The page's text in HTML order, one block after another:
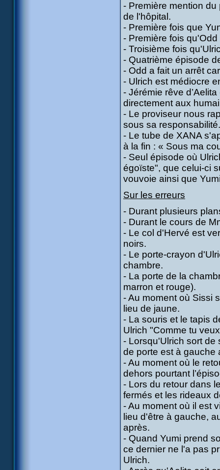
- Première mention
de l'hôpital.
- Première fois que
- Première fois
- Troisième fois
- Quatrième épisode
- Odd a fait un arrêt
- Ulrich est médiocre
- Jérémie rêve
directement aux
- Le proviseur nous
sous sa responsabilité.
- Le tube de XANA
à la fin : « Sous ma
- Seul épisode où
égoïste", que celui-ci
vouvoie ainsi que
Sur les erreurs
- Durant plusieurs
- Durant le cours de
- Le col d'Hervé est
noirs.
- Le porte-crayon
chambre.
- La porte de la
marron et rouge).
- Au moment où Sissi
lieu de jaune.
- La souris et le tapis
Ulrich "Comme tu
- Lorsqu'Ulrich sort de
de porte est à gauche
- Au moment où le
dehors pourtant
- Lors du retour dans
fermés et les rideaux
- Au moment où il est
lieu d'être à gauche,
après.
- Quand Yumi prend
ce dernier ne l'a pas
Ulrich.